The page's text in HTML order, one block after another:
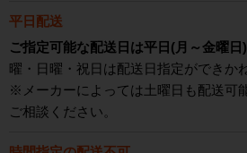
平日配送
ご指定可能な配送日は平日(月～金曜日)
曜・日曜・祝日は配送日指定ができか
※メーカーによっては土曜日も配送可
ご相談ください。